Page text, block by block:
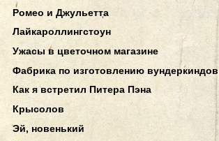
Ромео и Джульетта
Лайкароллингстоун
Ужасы в цветочном магазине
Фабрика по изготовлению вундеркиндов
Как я встретил Питера Пэна
Крысолов
Эй, новенький